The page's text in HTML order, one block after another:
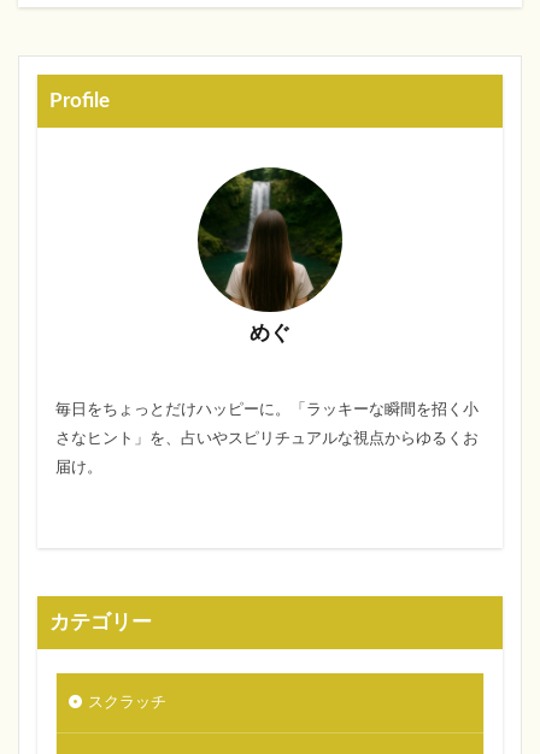
Profile
めぐ
毎日をちょっとだけハッピーに。「ラッキーな瞬間を招く小
さなヒント」を、占いやスピリチュアルな視点からゆるくお
届け。
カテゴリー
スクラッチ